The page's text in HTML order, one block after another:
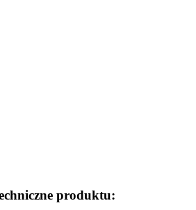
produktu: